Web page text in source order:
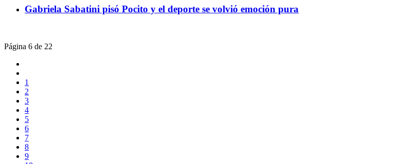
Gabriela Sabatini pisó Pocito y el deporte se volvió emoción pura
Página 6 de 22
1
2
3
4
5
6
7
8
9